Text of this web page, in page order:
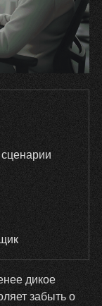
дикое
забыть о